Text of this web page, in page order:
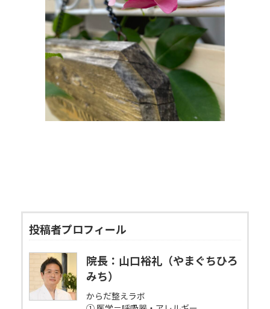
投稿者プロフィール
院長：山口裕礼（やまぐちひろ
みち）
からだ整えラボ